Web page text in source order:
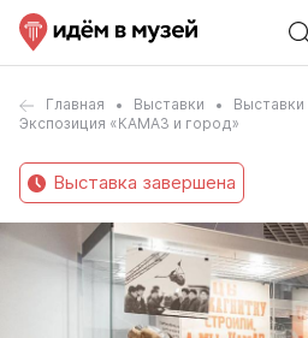
Главная Выставки
Экспозиция «КАМАЗ и город»
Выставка завершена